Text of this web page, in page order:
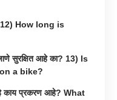
12) How long is
सुरक्षित आहे का? 13) Is
a bike?
हे काय प्रकरण आहे? What